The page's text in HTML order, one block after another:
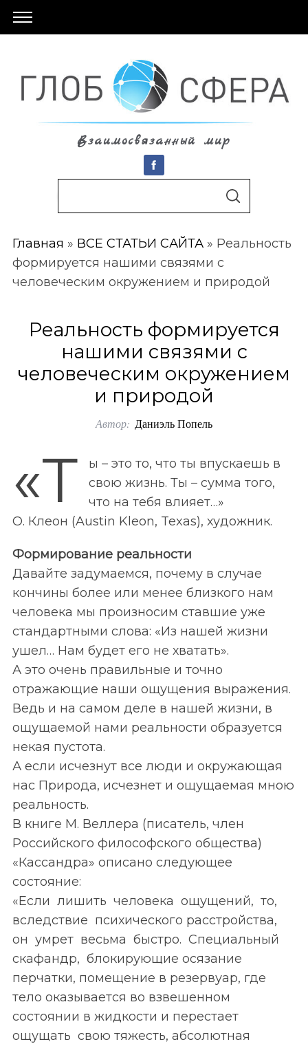
Взаимосвязанный мир
r
c
h
o
S
C
H
Главная » ВСЕ СТАТЬИ САЙТА» Реальность
формируется нашими связями с
человеческим окружением и природой
Реальность формируется
нашими связями с
человеческим окружением
и природой
Автор: Даниэль Попель
«Т
ы – это то, что ты впускаешь в
свою жизнь. Ты – сумма того,
что на тебя влияет…»
О. Клеон (Austin Kleon, Texas), художник.
Формирование реальности
Давайте задумаемся, почему в случае
кончины более или менее близкого нам
человека мы произносим ставшие уже
стандартными слова: «Из нашей жизни
ушел… Нам будет его не хватать».
А это очень правильные и точно
отражающие наши ощущения выражения.
Ведь и на самом деле в нашей жизни, в
ощущаемой нами реальности образуется
некая пустота.
А если исчезнут все люди и окружающая
нас Природа, исчезнет и ощущаемая мною
реальность.
В книге М. Веллера (писатель, член
Российского философского общества)
«Кассандра» описано следующее
состояние:
«Если лишить человека ощущений, то,
вследствие психического расстройства,
он умрет весьма быстро. Специальный
скафандр, блокирующие осязание
перчатки, помещение в резервуар, где
тело оказывается во взвешенном
состоянии в жидкости и перестает
ощущать свою тяжесть, абсолютная